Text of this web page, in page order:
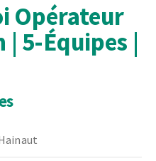
Opérateur
5-Équipes |